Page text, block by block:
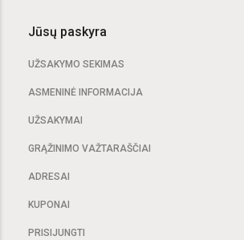
Jūsų paskyra
UŽSAKYMO SEKIMAS
ASMENINĖ INFORMACIJA
UŽSAKYMAI
GRĄŽINIMO VAŽTARAŠČIAI
ADRESAI
KUPONAI
PRISIJUNGTI